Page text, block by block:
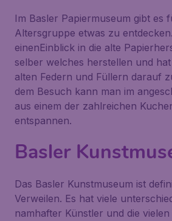
Im Basler Papiermuseum gibt es
Altersgruppe etwas zu
einenEinblick in die alte
selber welches herstellen und
alten Federn und Füllern darauf
dem Besuch kann man im
aus einem der zahlreichen
entspannen.
Basler
Das Basler Kunstmuseum ist
Verweilen. Es hat viele
namhafter Künstler und die